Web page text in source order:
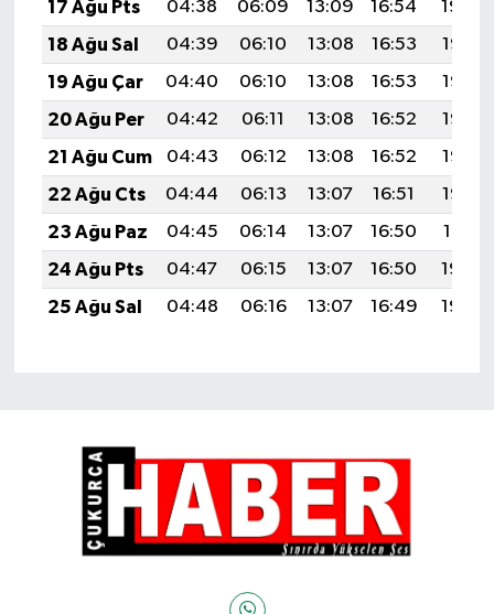
17 Ağu Pts
04:38 06:09 13:09 16:54
19:59
18 Ağu Sal
04:39 06:10 13:08 16:53
19:57
19 Ağu Çar
04:40 06:10 13:08 16:53
19:56
20 Ağu Per
04:42 06:11 13:08 16:52
19:55
21 Ağu Cum
04:43 06:12 13:08 16:52
19:53
22 Ağu Cts
04:44 06:13 13:07 16:51
19:52
23 Ağu Paz
04:45 06:14 13:07 16:50
19:51
24 Ağu Pts
04:47 06:15 13:07 16:50
19:49
25 Ağu Sal
04:48 06:16 13:07 16:49 19:48